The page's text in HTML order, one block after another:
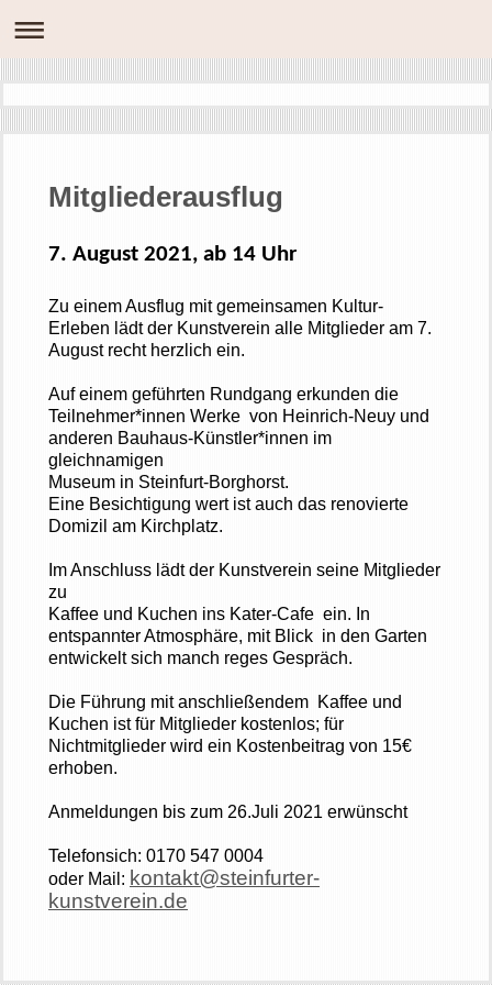
Mitgliederausflug
7. August 2021, ab 14 Uhr
Zu einem Ausflug mit gemeinsamen Kultur-
Erleben lädt der Kunstverein alle Mitglieder am 7.
August recht herzlich ein.
Auf einem geführten Rundgang erkunden die
Teilnehmer*innen Werke von Heinrich-Neuy und
anderen Bauhaus-Künstler*innen im
gleichnamigen
Museum in Steinfurt-Borghorst.
Eine Besichtigung wert ist auch das renovierte
Domizil am Kirchplatz.
Im Anschluss lädt der Kunstverein seine Mitglieder
zu
Kaffee und Kuchen ins Kater-Cafe ein. In
entspannter Atmosphäre, mit Blick in den Garten
entwickelt sich manch reges Gespräch.
Die Führung mit anschließendem Kaffee und
Kuchen ist für Mitglieder kostenlos; für
Nichtmitglieder wird ein Kostenbeitrag von 15€
erhoben.
Anmeldungen bis zum 26.Juli 2021 erwünscht
Telefonsich: 0170 547 0004
oder Mail: kontakt@steinfurter-
kunstverein.de